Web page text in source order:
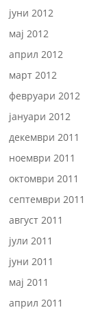
јуни 2012
мај 2012
април 2012
март 2012
февруари 2012
јануари 2012
декември 2011
ноември 2011
октомври 2011
септември 2011
август 2011
јули 2011
јуни 2011
мај 2011
април 2011